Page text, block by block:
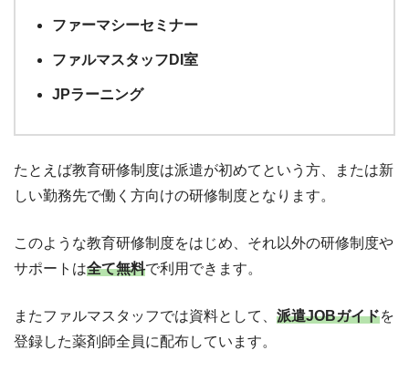
ファーマシーセミナー
ファルマスタッフDI室
JPラーニング
たとえば教育研修制度は派遣が初めてという方、または新
しい勤務先で働く方向けの研修制度となります。
このような教育研修制度をはじめ、それ以外の研修制度や
サポートは全て無料で利用できます。
またファルマスタッフでは資料として、 派遣JOBガイドを
登録した薬剤師全員に配布しています。